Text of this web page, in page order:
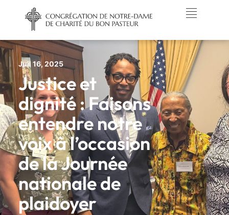
Juil 16, 2025
Justice et
dignité : Faisons
entendre notre
voix à l’occasion
de la Journée
nationale de
plaidoyer